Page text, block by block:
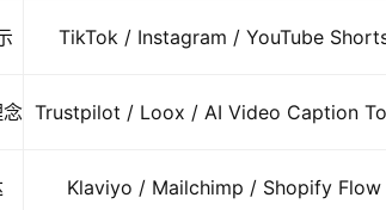
TikTok / Instagram / YouTube
Trustpilot / Loox / AI Video Caption
Klaviyo / Mailchimp / Shopify Flow